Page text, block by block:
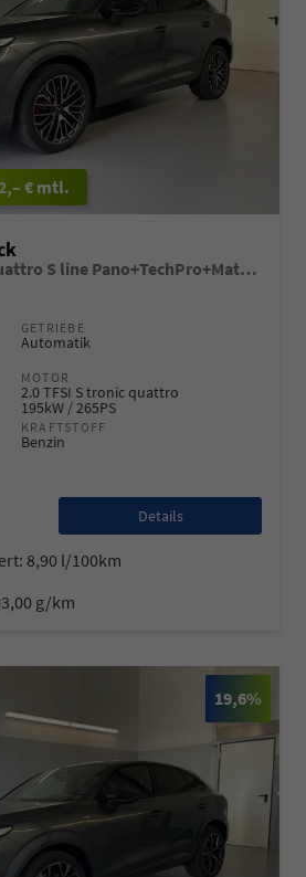
€ mtl.
NEU TFSI 265 PS quattro S line Pano+TechPro+Matrix+AHK+HUD+Alu20+KlimaPlus+DCC+SONOS
GETRIEBE
Automatik
MOTOR
2.0 TFSI S tronic quattro
195kW / 265PS
KRAFTSTOFF
Benzin
Details
8,90 l/100km
g/km
19,6%